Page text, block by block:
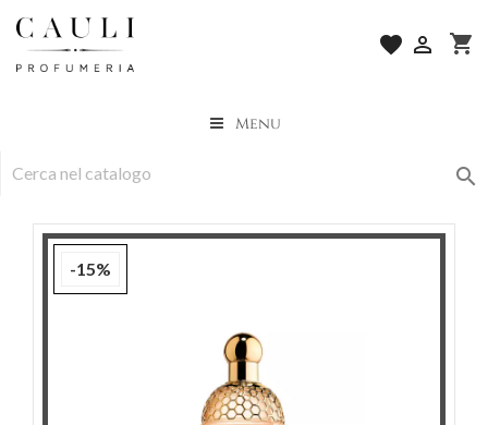
shopping_cart

favorite
Menu

-15%